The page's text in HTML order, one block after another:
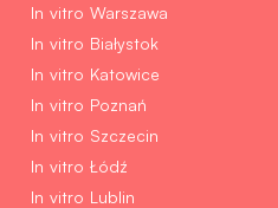
In vitro Warszawa
In vitro Białystok
In vitro Katowice
In vitro Poznań
In vitro Szczecin
In vitro Łódź
In vitro Lublin